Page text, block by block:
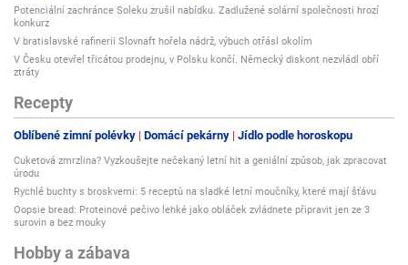
Potenciální zachránce Soleku zrušil nabídku. Zadlužené solární společnosti hrozí
konkurz
V bratislavské rafinerii Slovnaft hořela nádrž, výbuch otřásl okolím
V Česku otevřel třicátou prodejnu, v Polsku končí. Německý diskont nezvládl obří
ztráty
Recepty
Oblíbené zimní polévky Domácí pekárny Jídlo podle horoskopu
Cuketová zmrzlina? Vyzkoušejte nečekaný letní hit a geniální způsob, jak zpracovat
úrodu
Rychlé buchty s broskvemi: 5 receptů na sladké letní moučníky, které mají šťávu
Oopsie bread: Proteinové pečivo lehké jako obláček zvládnete připravit jen ze 3
surovin a bez mouky
Hobby a zábava